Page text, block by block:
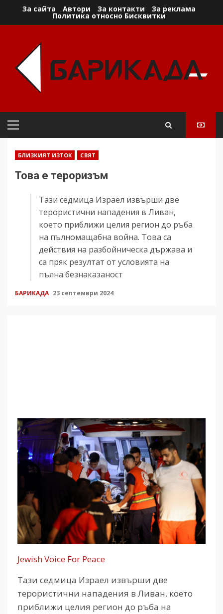
За сайта Автори За контакти За реклама
Политика относно Бисквитки
Primary
БЛИЗКИЯТ ИЗТОК СВЯТ
Това е тероризъм
Тази седмица Израел извърши две
терористични нападения в Ливан,
което приближи целия регион до ръба
на пълномащабна война. Това са
действия на разбойническа държава и
са пряк резултат от условията на
пълна безнаказаност
БАРИКАДА 23 септември 2024
Jewish Voice For Peace
Тази седмица Израел извърши две
терористични нападения в Ливан, което
приближи целия регион до ръба на